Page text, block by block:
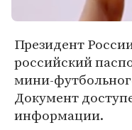
Президент
российский
мини-
Документ
информации.